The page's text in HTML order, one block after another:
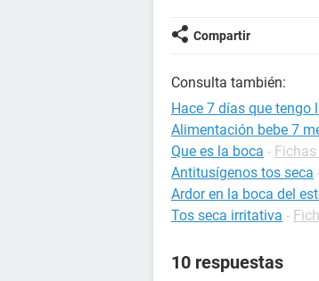
Compartir
Consulta también:
Hace 7 días que tengo
Alimentación bebe 7
Que es la boca -
Antitusígenos tos seca
Ardor en la boca del
Tos seca irritativa -
10 respuestas